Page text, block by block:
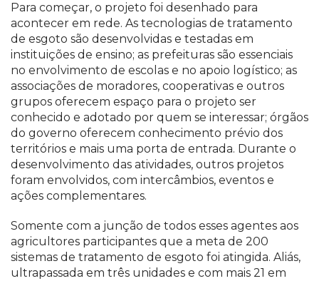
Para começar, o projeto foi desenhado para
acontecer em rede. As tecnologias de tratamento
de esgoto são desenvolvidas e testadas em
instituições de ensino; as prefeituras são essenciais
no envolvimento de escolas e no apoio logístico; as
associações de moradores, cooperativas e outros
grupos oferecem espaço para o projeto ser
conhecido e adotado por quem se interessar; órgãos
do governo oferecem conhecimento prévio dos
territórios e mais uma porta de entrada. Durante o
desenvolvimento das atividades, outros projetos
foram envolvidos, com intercâmbios, eventos e
ações complementares.
Somente com a junção de todos esses agentes aos
agricultores participantes que a meta de 200
sistemas de tratamento de esgoto foi atingida. Aliás,
ultrapassada em três unidades e com mais 21 em